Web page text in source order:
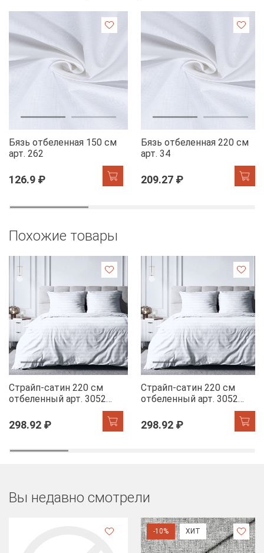
Бязь отбеленная 150 см
арт. 262
126.9 ₽
Бязь отбеленная 220 см
арт. 34
209.27 ₽
Похожие товары
Страйп-сатин 220 см
отбеленный арт. 3052
298.92 ₽
Страйп-сатин 220 см
отбеленный арт. 3052
298.92 ₽
Вы недавно смотрели
-10% ХИТ